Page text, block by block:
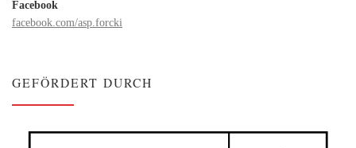
Facebook
facebook.com/asp.forcki
GEFÖRDERT DURCH